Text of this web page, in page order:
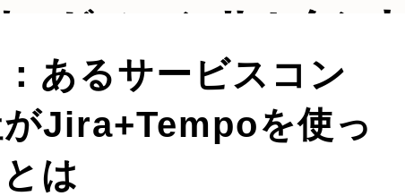
：あるサービスコン
Jira+Tempoを使っ
は